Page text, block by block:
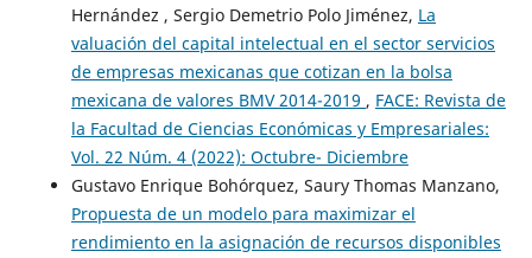
Hernández , Sergio Demetrio Polo Jiménez, La
valuación del capital intelectual en el sector servicios
de empresas mexicanas que cotizan en la bolsa
mexicana de valores BMV 2014-2019 , FACE: Revista de
la Facultad de Ciencias Económicas y Empresariales:
Vol. 22 Núm. 4 (2022): Octubre- Diciembre
Gustavo Enrique Bohórquez, Saury Thomas Manzano,
Propuesta de un modelo para maximizar el
rendimiento en la asignación de recursos disponibles